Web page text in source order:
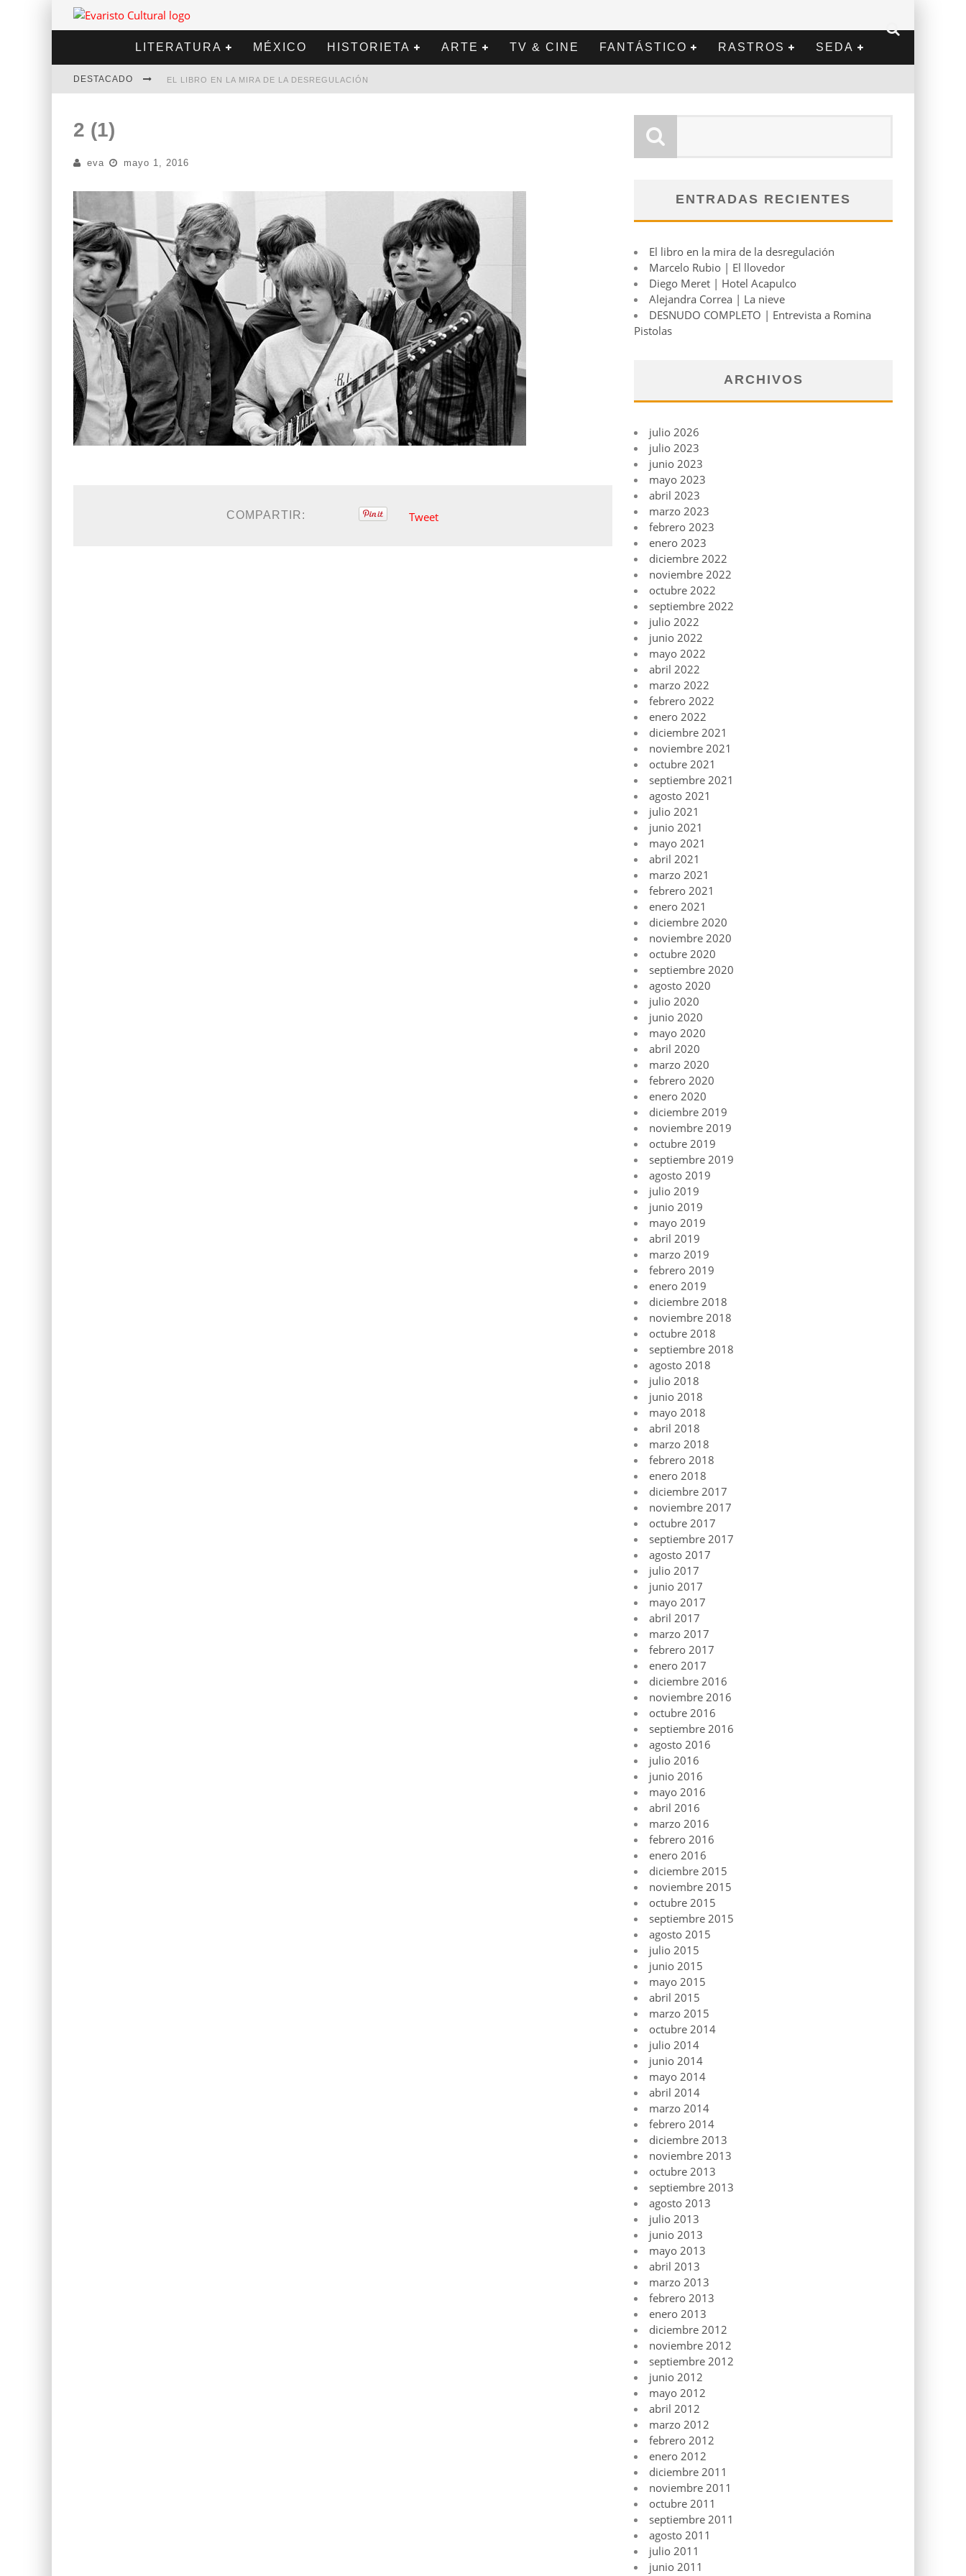
LITERATURA MÉXICO HISTORIETA ARTE TV & CINE FANTÁSTICO RASTROS SEDA
DESTACADO EL LIBRO EN LA MIRA DE LA DESREGULACIÓN
ALEJANDRA CORREA | LA NIEVE
2 (1)
eva mayo 1, 2016
COMPARTIR: Tweet
ENTRADAS RECIENTES
El libro en la mira de la desregulación
Marcelo Rubio | El llovedor
Diego Meret | Hotel Acapulco
Alejandra Correa | La nieve
DESNUDO COMPLETO | Entrevista a Romina
Pistolas
ARCHIVOS
julio 2026
julio 2023
junio 2023
mayo 2023
abril 2023
marzo 2023
febrero 2023
enero 2023
diciembre 2022
noviembre 2022
octubre 2022
septiembre 2022
julio 2022
junio 2022
mayo 2022
abril 2022
marzo 2022
febrero 2022
enero 2022
diciembre 2021
noviembre 2021
octubre 2021
septiembre 2021
agosto 2021
julio 2021
junio 2021
mayo 2021
abril 2021
marzo 2021
febrero 2021
enero 2021
diciembre 2020
noviembre 2020
octubre 2020
septiembre 2020
agosto 2020
julio 2020
junio 2020
mayo 2020
abril 2020
marzo 2020
febrero 2020
enero 2020
diciembre 2019
noviembre 2019
octubre 2019
septiembre 2019
agosto 2019
julio 2019
junio 2019
mayo 2019
abril 2019
marzo 2019
febrero 2019
enero 2019
diciembre 2018
noviembre 2018
octubre 2018
septiembre 2018
agosto 2018
julio 2018
junio 2018
mayo 2018
abril 2018
marzo 2018
febrero 2018
enero 2018
diciembre 2017
noviembre 2017
octubre 2017
septiembre 2017
agosto 2017
julio 2017
junio 2017
mayo 2017
abril 2017
marzo 2017
febrero 2017
enero 2017
diciembre 2016
noviembre 2016
octubre 2016
septiembre 2016
agosto 2016
julio 2016
junio 2016
mayo 2016
abril 2016
marzo 2016
febrero 2016
enero 2016
diciembre 2015
noviembre 2015
octubre 2015
septiembre 2015
agosto 2015
julio 2015
junio 2015
mayo 2015
abril 2015
marzo 2015
octubre 2014
julio 2014
junio 2014
mayo 2014
abril 2014
marzo 2014
febrero 2014
diciembre 2013
noviembre 2013
octubre 2013
septiembre 2013
agosto 2013
julio 2013
junio 2013
mayo 2013
abril 2013
marzo 2013
febrero 2013
enero 2013
diciembre 2012
noviembre 2012
septiembre 2012
junio 2012
mayo 2012
abril 2012
marzo 2012
febrero 2012
enero 2012
diciembre 2011
noviembre 2011
octubre 2011
septiembre 2011
agosto 2011
julio 2011
junio 2011